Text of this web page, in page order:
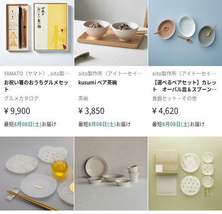
使用上の注意
点
・レンジ・食洗機使用可
・商品の特性上、画面で表示される色味と異なる場合
もあります
商品オプション情報
紙袋
お渡し用の紙袋です。